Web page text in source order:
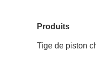
Produits
Tige de piston